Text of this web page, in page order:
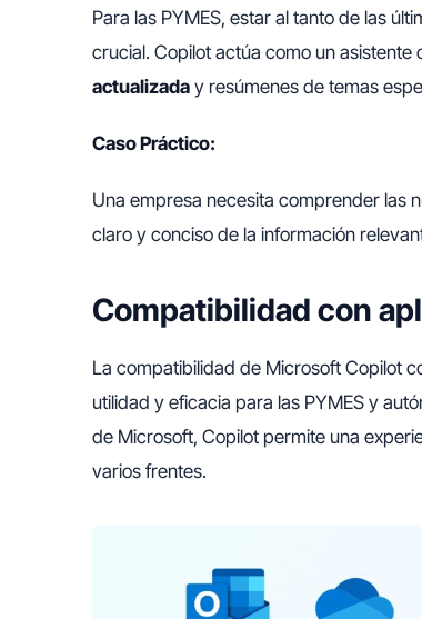
Para las PYMES, estar al tanto de las
crucial. Copilot actúa como un asistente
actualizada y resúmenes de temas
Caso Práctico:
Una empresa necesita comprender las
claro y conciso de la información
Compatibilidad con
La compatibilidad de Microsoft Copilot
utilidad y eficacia para las PYMES y
de Microsoft, Copilot permite una
varios frentes.